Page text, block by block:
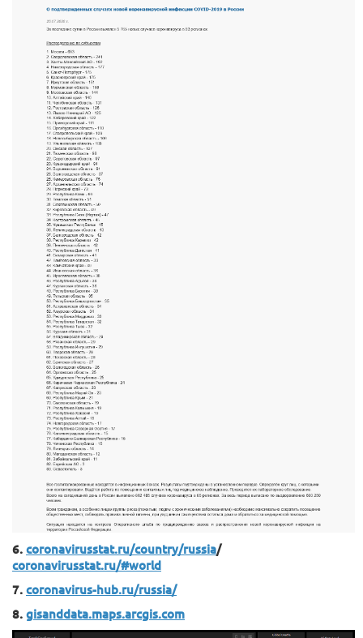
6. coronavirusstat.ru/country/russia/
coronavirusstat.ru/#world
7. coronavirus-hub.ru/russia/
8. gisanddata.maps.arcgis.com